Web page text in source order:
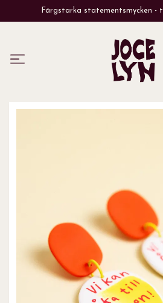
Färgstarka statementsmycken -